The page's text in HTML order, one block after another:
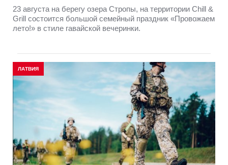
23 августа на берегу озера Стропы, на территории Chill &
Grill состоится большой семейный праздник «Провожаем
лето!» в стиле гавайской вечеринки.
ЛАТВИЯ